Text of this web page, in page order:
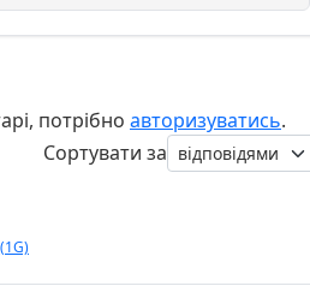
потрібно авторизуватись.
Сортувати за